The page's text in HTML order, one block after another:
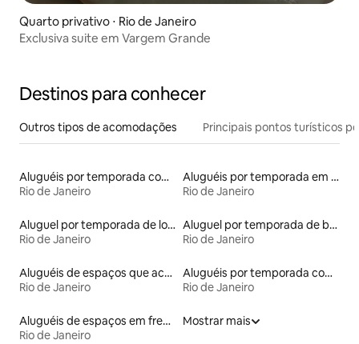
Quarto privativo ⋅ Rio de Janeiro
Exclusiva suite em Vargem Grande
Destinos para conhecer
Outros tipos de acomodações Principais pontos turísticos
Aluguéis por temporada com acesso à praia
Rio de Janeiro
Aluguéis por temporada em hotéis-fazenda
Rio de Janeiro
Aluguel por temporada de lofts
Rio de Janeiro
Aluguel por temporada de barcos
Rio de Janeiro
Aluguéis de espaços que aceitam animais de estimação
Rio de Janeiro
Aluguéis por temporada com café da manhã
Rio de Janeiro
Aluguéis de espaços em frente à praia
Rio de Janeiro
Mostrar mais